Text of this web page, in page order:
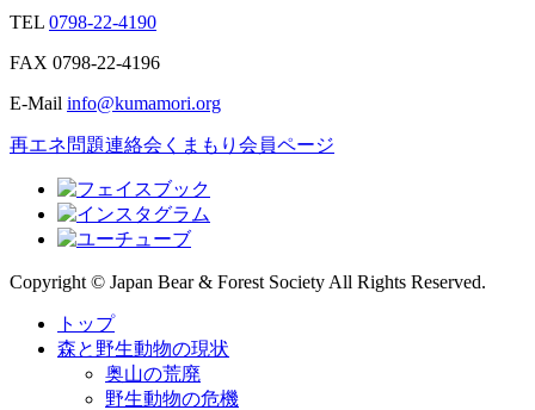
TEL 0798-22-4190
FAX 0798-22-4196
E-Mail info@kumamori.org
再エネ問題連絡会 くまもり会員ページ
Copyright © Japan Bear & Forest Society All Rights Reserved.
トップ
森と野生動物の現状
奥山の荒廃
野生動物の危機